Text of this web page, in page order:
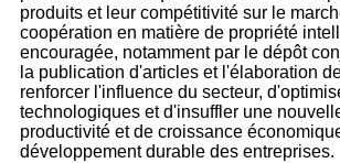
produits et leur compétitivité sur le
coopération en matière de propriété
encouragée, notamment par le dépôt
la publication d'articles et l'élaboration
renforcer l'influence du secteur,
technologiques et d'insuffler une
productivité et de croissance
développement durable des entreprises.